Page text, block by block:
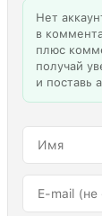
Нет
в
плюс
получай
и поставь